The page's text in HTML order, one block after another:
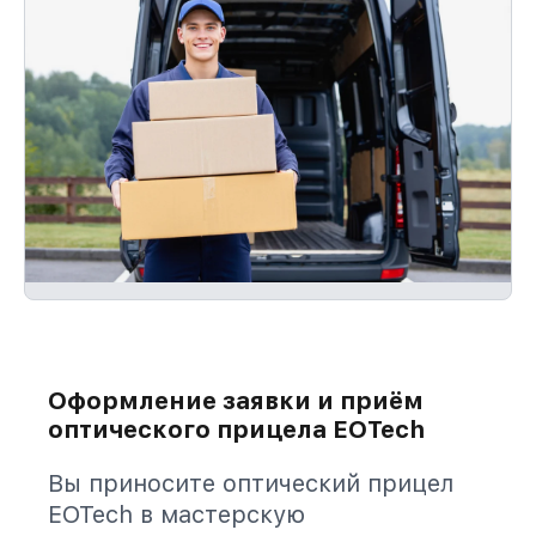
Оформление заявки и приём
оптического прицела EOTech
Вы приносите оптический прицел
EOTech в мастерскую